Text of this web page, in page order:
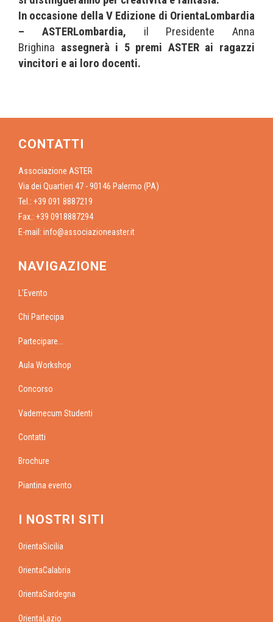
In occasione della V Edizione di OrientaLombardia
– ASTERLombardia, il Presidente Anna
Brighina assegnerà i 5 premi ASTER ai ragazzi
vincitori e ai loro docenti.
CONTATTI
Associazione ASTER
Via dei Quartieri 47 - 90146 Palermo (PA)
Tel.: +39 091 8887219
Fax.: +39 0918887294
E-mail: info@associazioneaster.it
NAVIGAZIONE
L'Evento
Chi Partecipa
Partecipare...
Aula Workshop
Concorso
Vademecum Studenti
Contatti
Brochure
Piantina evento
I NOSTRI SITI
OrientaSicilia
OrientaCalabria
OrientaSardegna
OrientaLazio